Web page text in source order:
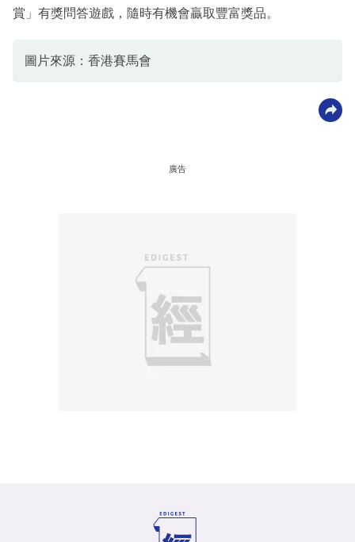
賞」有獎問答遊戲，隨時有機會贏取豐富獎品。
圖片來源：香港賽馬會
廣告